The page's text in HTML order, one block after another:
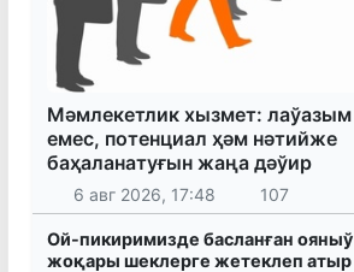
Мәмлекетлик хызмет: лаўазым
емес, потенциал ҳәм нәтийже
баҳаланатуғын жаңа дәўир
6 авг 2026, 17:48 107
Ой-пикиримизде басланған ояныў
жоқары шеклерге жетеклеп атыр